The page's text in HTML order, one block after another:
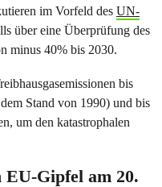
im Vorfeld des UN-
über eine Überprüfung des
minus 40% bis 2030.
bis
Stand von 1990) und bis
um den katastrophalen
Gipfel am 20.